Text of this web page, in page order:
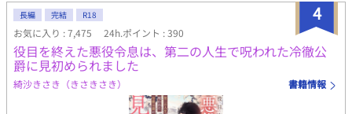
4
長編 完結 R18
お気に入り : 7,475 24h.ポイント : 390
役目を終えた悪役令息は、第二の人生で呪われた冷徹公
爵に見初められました
綺沙きさき（きさきさき） 書籍情報